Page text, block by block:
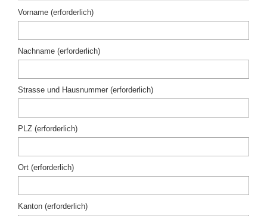
Vorname (erforderlich)
Nachname (erforderlich)
Strasse und Hausnummer (erforderlich)
PLZ (erforderlich)
Ort (erforderlich)
Kanton (erforderlich)